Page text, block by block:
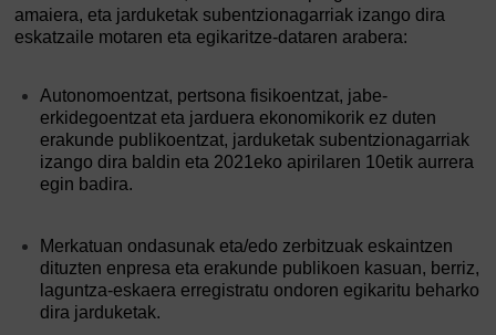
amaiera, eta jarduketak subentzionagarriak izango dira
eskatzaile motaren eta egikaritze-dataren arabera:
Autonomoentzat, pertsona fisikoentzat, jabe-
erkidegoentzat eta jarduera ekonomikorik ez duten
erakunde publikoentzat, jarduketak subentzionagarriak
izango dira baldin eta 2021eko apirilaren 10etik aurrera
egin badira.
Merkatuan ondasunak eta/edo zerbitzuak eskaintzen
dituzten enpresa eta erakunde publikoen kasuan, berriz,
laguntza-eskaera erregistratu ondoren egikaritu beharko
dira jarduketak.